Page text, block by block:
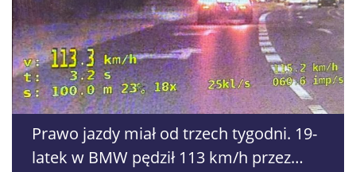
Prawo jazdy miał od trzech tygodni. 19-
latek w BMW pędził 113 km/h przez